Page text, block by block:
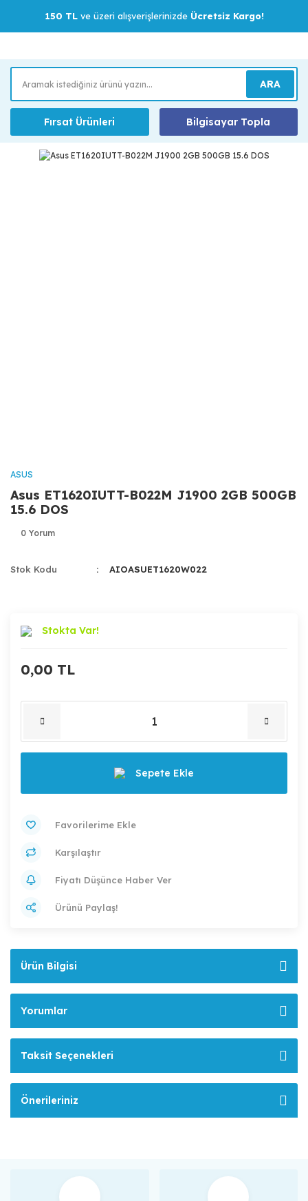
150 TLve üzeri alışverişlerinizde Ücretsiz Kargo!
ARA
Fırsat Ürünleri Bilgisayar Topla
ASUS
Asus ET1620IUTT-B022M J1900 2GB 500GB
15.6 DOS
0 Yorum
Stok Kodu AIOASUET1620W022
Stokta Var!
0,00 TL
Sepete Ekle
Karşılaştır
Fiyatı Düşünce Haber Ver
Ürünü Paylaş!
Ürün Bilgisi
Yorumlar
Taksit Seçenekleri
Önerileriniz